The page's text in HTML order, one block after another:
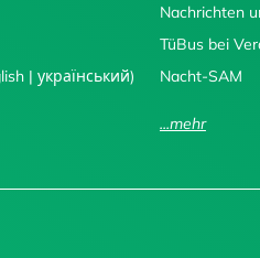
| український)
Nachrichten
TüBus bei
Nacht-SAM
...mehr